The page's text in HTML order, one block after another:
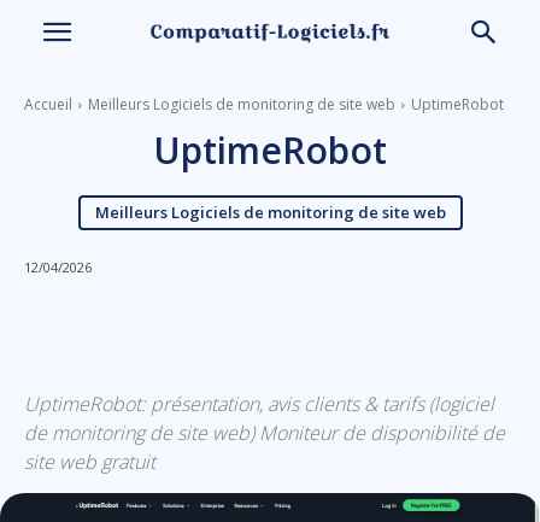
Accueil Meilleurs Logiciels de monitoring de site web UptimeRobot
UptimeRobot
Meilleurs Logiciels de monitoring de site web
12/04/2026
UptimeRobot: présentation, avis clients & tarifs (logiciel
de monitoring de site web) Moniteur de disponibilité de
site web gratuit